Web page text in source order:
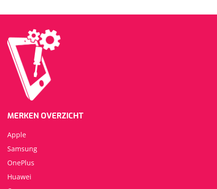
MERKEN OVERZICHT
Apple
Samsung
OnePlus
Huawei